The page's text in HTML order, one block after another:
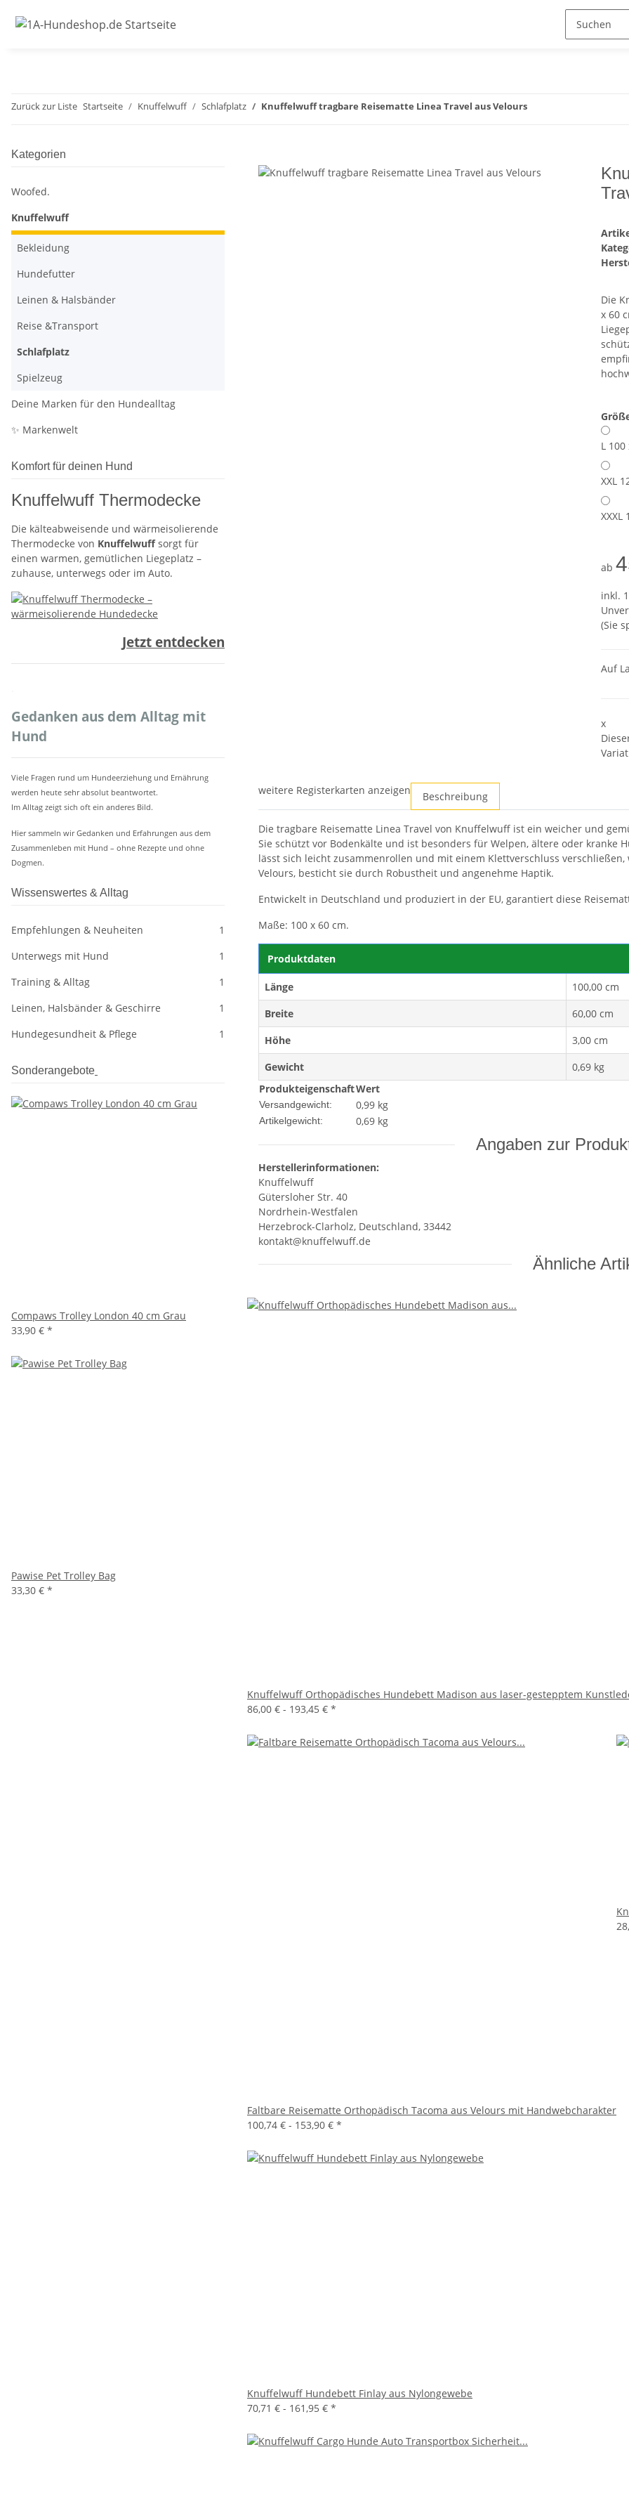
Zurück zur Liste Startseite Knuffelwuff Schlafplatz Knuffelwuff tragbare Reisematte Linea Travel aus Velours
Die
x 60
L
XXL
XXXL
ab
inkl.
(Sie
Auf
x
weitere Registerkarten anzeigen Beschreibung
Die tragbare Reisematte Linea Travel von Knuffelwuff ist ein weicher und
Sie schützt vor Bodenkälte und ist besonders für Welpen, ältere oder kranke
lässt sich leicht zusammenrollen und mit einem Klettverschluss
Velours, besticht sie durch Robustheit und angenehme Haptik.
Entwickelt in Deutschland und produziert in der EU, garantiert diese
Maße: 100 x 60 cm.
Produktdaten
Länge
100,00 cm
Breite
60,00 cm
Höhe
3,00 cm
Gewicht
0,69 kg
ProdukteigenschaftWert
Versandgewicht: 0,99 kg
Artikelgewicht: 0,69 kg
Angaben zur
Herstellerinformationen:
Knuffelwuff
Gütersloher Str. 40
Nordrhein-Westfalen
Herzebrock-Clarholz, Deutschland, 33442
kontakt@knuffelwuff.de
Ähnliche
Knuffelwuff Orthopädisches Hundebett Madison aus laser-gestepptem
86,00 € - 193,45 € *
Faltbare Reisematte Orthopädisch Tacoma aus Velours mit Handwebcharakter
100,74 € - 153,90 € *
Knuffelwuff Hundebett Finlay aus Nylongewebe
70,71 € - 161,95 € *
Kategorien
Woofed.
Knuffelwuff
Bekleidung
Hundefutter
Leinen & Halsbänder
Reise &Transport
Schlafplatz
Spielzeug
Deine Marken für den Hundealltag
✨ Markenwelt
Komfort für deinen Hund
Knuffelwuff Thermodecke
Die kälteabweisende und wärmeisolierende
Thermodecke von Knuffelwuffsorgt für
einen warmen, gemütlichen Liegeplatz –
zuhause, unterwegs oder im Auto.
Jetzt entdecken
Gedanken aus dem Alltag mit
Hund
Viele Fragen rund um Hundeerziehung und Ernährung
werden heute sehr absolut beantwortet.
Im Alltag zeigt sich oft ein anderes Bild.
Hier sammeln wir Gedanken und Erfahrungen aus dem
Zusammenleben mit Hund – ohne Rezepte und ohne
Dogmen.
Wissenswertes & Alltag
Empfehlungen & Neuheiten
1
Unterwegs mit Hund
1
Training & Alltag
1
Leinen, Halsbänder & Geschirre
1
Hundegesundheit & Pflege
1
Sonderangebote
Compaws Trolley London 40 cm Grau
33,90 € *
Pawise Pet Trolley Bag
33,30 € *